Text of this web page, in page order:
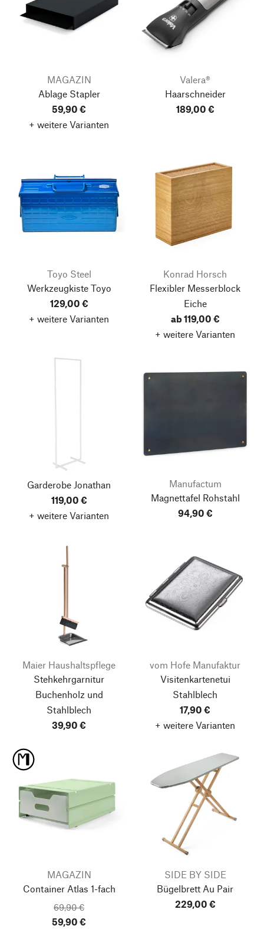
MAGAZIN
Ablage Stapler
59,90 €
+ weitere Varianten
Valera®
Haarschneider
189,00 €
Toyo Steel
Werkzeugkiste Toyo
129,00 €
+ weitere Varianten
Konrad Horsch
Flexibler Messerblock
Eiche
ab 119,00 €
+ weitere Varianten
Garderobe Jonathan
119,00 €
+ weitere Varianten
Manufactum
Magnettafel Rohstahl
94,90 €
Maier Haushaltspflege
Stehkehrgarnitur
Buchenholz und
Stahlblech
39,90 €
vom Hofe Manufaktur
Visitenkartenetui
Stahlblech
17,90 €
+ weitere Varianten
MAGAZIN
Container Atlas 1-fach
69,90 €
59,90 €
SIDE BY SIDE
Bügelbrett Au Pair
229,00 €